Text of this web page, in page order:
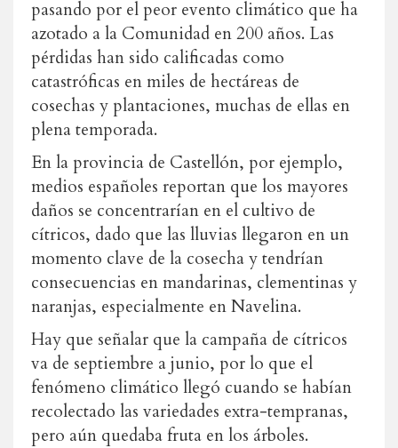
pasando por el peor evento climático que ha
azotado a la Comunidad en 200 años. Las
pérdidas han sido calificadas como
catastróficas en miles de hectáreas de
cosechas y plantaciones, muchas de ellas en
plena temporada.
En la provincia de Castellón, por ejemplo,
medios españoles reportan que los mayores
daños se concentrarían en el cultivo de
cítricos, dado que las lluvias llegaron en un
momento clave de la cosecha y tendrían
consecuencias en mandarinas, clementinas y
naranjas, especialmente en Navelina.
Hay que señalar que la campaña de cítricos
va de septiembre a junio, por lo que el
fenómeno climático llegó cuando se habían
recolectado las variedades extra-tempranas,
pero aún quedaba fruta en los árboles.